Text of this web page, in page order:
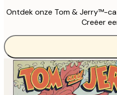
Ontdek onze Tom & Jerry™-
Creëer